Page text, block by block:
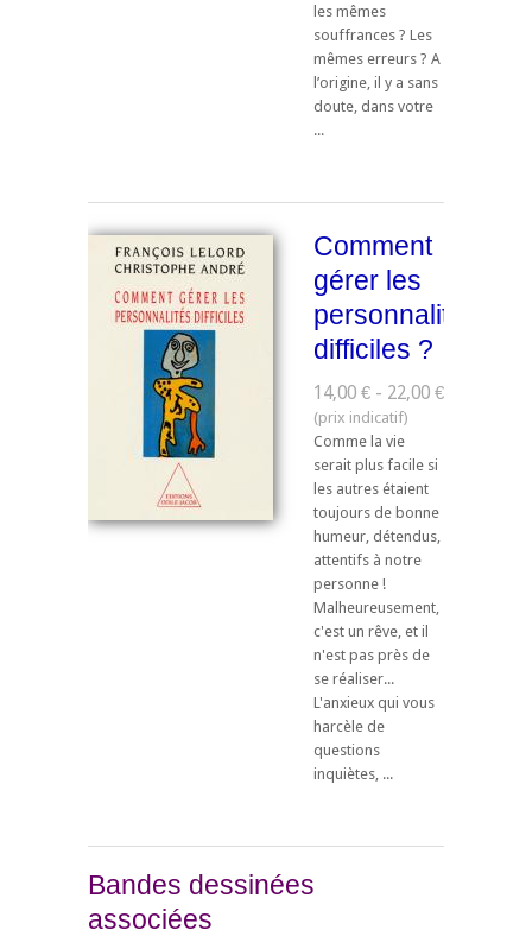
les mêmes
souffrances ? Les
mêmes erreurs ? A
l’origine, il y a sans
doute, dans votre
...
Comment
gérer les
personnalités
difficiles ?
14,00 € - 22,00 €
Comme la vie
serait plus facile si
les autres étaient
toujours de bonne
humeur, détendus,
attentifs à notre
personne !
Malheureusement,
c'est un rêve, et il
n'est pas près de
se réaliser...
L'anxieux qui vous
harcèle de
questions
inquiètes, ...
Bandes dessinées
associées